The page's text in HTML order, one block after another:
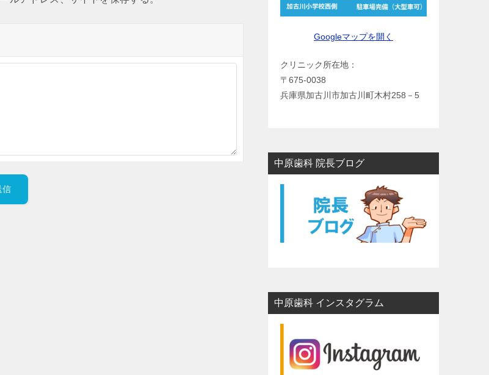
Googleマップを開く
クリニック所在地：
〒675-0038
兵庫県加古川市加古川町木村258－5
中原歯科 院長ブログ
中原歯科 インスタグラム